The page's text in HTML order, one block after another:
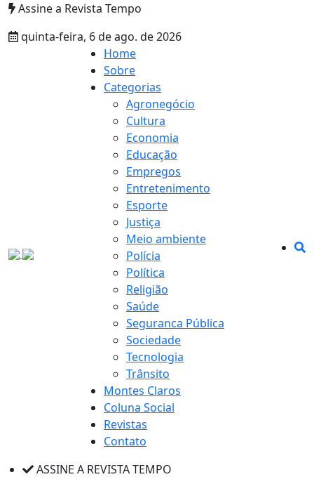
Assine a Revista Tempo
quinta-feira, 6 de ago. de 2026
Home
Sobre
Categorias
Agronegócio
Cultura
Economia
Educação
Empregos
Entretenimento
Esporte
Justiça
Meio ambiente
Polícia
Política
Religião
Saúde
Seguranca Pública
Sociedade
Tecnologia
Trânsito
Montes Claros
Coluna Social
Revistas
Contato
ASSINE A REVISTA TEMPO